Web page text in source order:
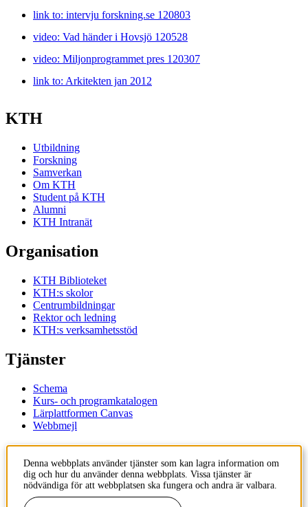
link to: intervju forskning.se 120803
video: Vad händer i Hovsjö 120528
video: Miljonprogrammet pres 120307
link to: Arkitekten jan 2012
KTH
Utbildning
Forskning
Samverkan
Om KTH
Student på KTH
Alumni
KTH Intranät
Organisation
KTH Biblioteket
KTH:s skolor
Centrumbildningar
Rektor och ledning
KTH:s verksamhetsstöd
Tjänster
Schema
Kurs- och programkatalogen
Lärplattformen Canvas
Webbmejl
KTH
100 44 Stockholm
Denna webbplats använder tjänster som kan lagra information om
dig och hur du använder denna webbplats. Vissa tjänster är
nödvändiga för att webbplatsen ska fungera och andra är valbara.